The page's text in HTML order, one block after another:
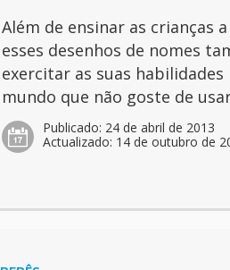
Além de ensinar as crianças
esses desenhos de nomes
exercitar as suas
mundo que não goste de
Publicado: 24 de abril de 2013
Actualizado: 14 de outubro de